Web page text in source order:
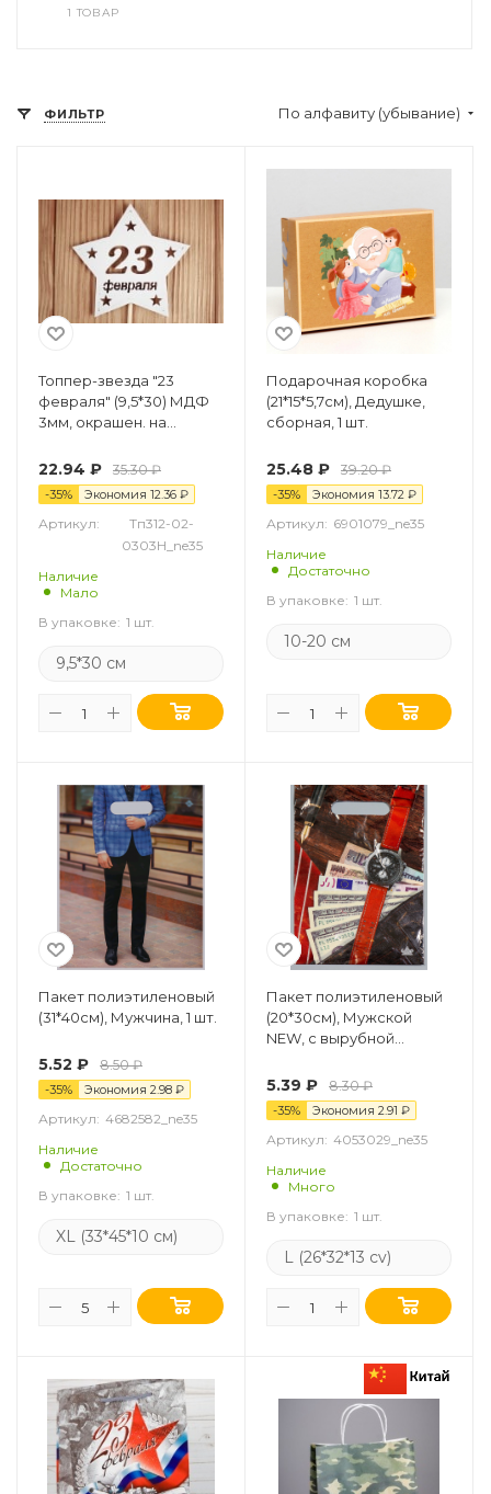
1 ТОВАР
ФИЛЬТР По алфавиту (убывание)
Топпер-звезда "23
февраля" (9,5*30) МДФ
3мм, окрашен. на
22.94 ₽ 35.30₽
-35% Экономия 12.36 ₽
Артикул:
Тп312-02-
0303Н_ne35
Наличие
Мало
В упаковке: 1 шт.
9,5*30 см
Подарочная коробка
(21*15*5,7см), Дедушке,
сборная, 1 шт.
25.48 ₽ 39.20₽
-35% Экономия 13.72 ₽
Артикул: 6901079_ne35
Наличие
Достаточно
В упаковке: 1 шт.
10-20 см
Пакет полиэтиленовый
(31*40см), Мужчина, 1 шт.
5.52 ₽ 8.50₽
-35% Экономия 2.98 ₽
Артикул: 4682582_ne35
Наличие
Достаточно
В упаковке: 1 шт.
XL (33*45*10 см)
Пакет полиэтиленовый
(20*30см), Мужской
NEW, с вырубной
5.39 ₽ 8.30₽
-35% Экономия 2.91 ₽
Артикул: 4053029_ne35
Наличие
Много
В упаковке: 1 шт.
L (26*32*13 cv)